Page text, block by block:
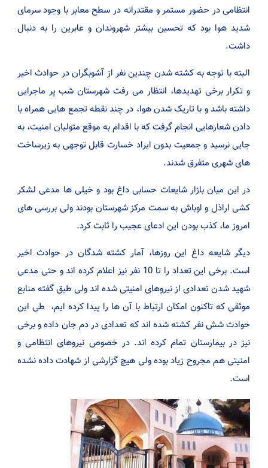
انتظامی در حضور مستمر و مقتدرانه در سطح معابر با وجود سرمای
شدید هوا بود که تحسین بیشتر شهروندان و عابرین را به دنبال
داشت.
البته با توجه به کشته شدن چندین نفر از آشوبگران در حوادث اخیر
و تکرار برخی تهدیدها، انتظار می رفت شهرستان شب پر ماجرایی
داشته باشد و با تاریک شدن هوا، در چند نقطه تجمع هایی همراه با
دادن شعارهایی انجام گرفت که با اقدام به موقع متولیان امنیت، به
جایی نرسید و جمعیت بدون ایراد خسارت قابل توجهی به زیرساخت
های شهری متفرق شدند.
در این میان بازار شایعات حسابی داغ بود و خیلی ها مدعی لشکر
کشی اراذل و اوباش به سمت مرکز شهرستان بودند ولی بررسی های
امروز ما، کذب بودن این ادعای عجیب را ثابت کرد.
دیگر شایعه داغ این روزها، آمار کشته شدگان در حوادث اخیر
است. برخی این تعداد را تا 10 نفر نیز اعلام کرده اند و حتی مدعی
شهید شدن تعدادی از نیروهای امنیتی شده اند ولی طبق گفته منابع
موثقی که تاکنون امکان ارتباط با آن ها را پیدا کرده ایم، طی این
حوادث شش نفر کشته شده اند که تعدادی در دم جان داده و برخی
نیز در بیمارستان تمام کرده اند. در خصوص نیروهای انتظامی و
امنیتی هم مجروح زیاد بوده ولی هیچ گزارشی از شهادت داده نشده
است.